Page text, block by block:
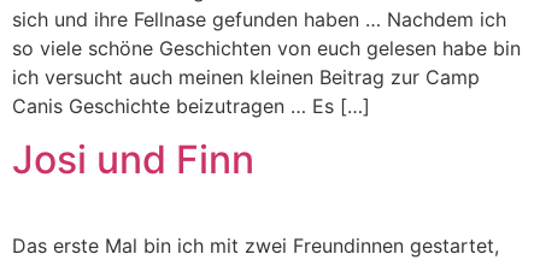
sich und ihre Fellnase gefunden haben … Nachdem ich
so viele schöne Geschichten von euch gelesen habe bin
ich versucht auch meinen kleinen Beitrag zur Camp
Canis Geschichte beizutragen … Es […]
Josi und Finn
Das erste Mal bin ich mit zwei Freundinnen gestartet,